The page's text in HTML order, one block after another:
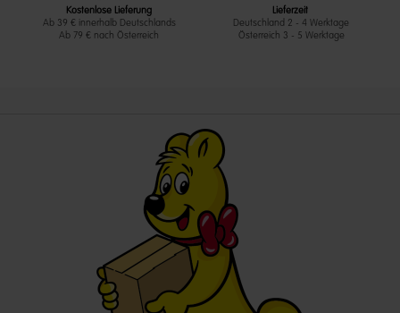
Kostenlose Lieferung
Ab 39 € innerhalb Deutschlands
Ab 79 € nach Österreich
Lieferzeit
Deutschland 2 - 4 Werktage
Österreich 3 - 5 Werktage